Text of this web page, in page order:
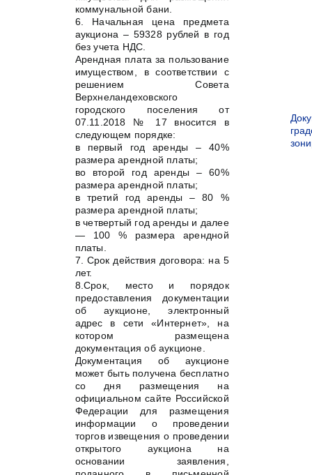
коммунальной бани.
6. Начальная цена предмета
аукциона – 59328 рублей в год
без учета НДС.
Арендная плата за пользование
имуществом, в соответствии с
решением Совета
Верхнеландеховского
городского поселения от
07.11.2018 № 17 вносится в
следующем порядке:
в первый год аренды – 40%
размера арендной платы;
во второй год аренды – 60%
размера арендной платы;
в третий год аренды – 80 %
размера арендной платы;
в четвертый год аренды и далее
— 100 % размера арендной
платы.
7. Срок действия договора: на 5
лет.
8.Срок, место и порядок
предоставления документации
об аукционе, электронный
адрес в сети «Интернет», на
котором размещена
документация об аукционе.
Документация об аукционе
может быть получена бесплатно
со дня размещения на
официальном сайте Российской
Федерации для размещения
информации о проведении
торгов извещения о проведении
открытого аукциона на
основании заявления,